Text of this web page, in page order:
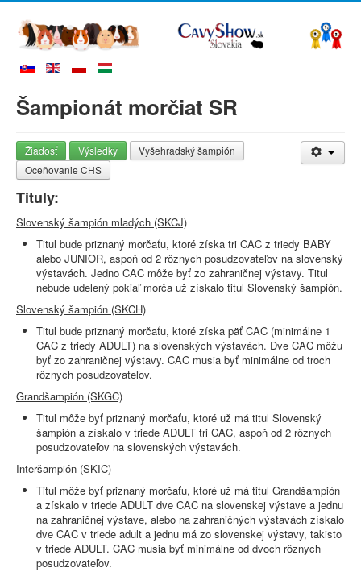
Šampionát morčiat SR
Žiadosť Výsledky
Vyšehradský šampión
Oceňovanie CHS
Tituly:
Slovenský šampión mladých (SKCJ)
Titul bude priznaný morčaťu, ktoré získa tri CAC z triedy BABY
alebo JUNIOR, aspoň od 2 rôznych posudzovateľov na slovenský
výstavách. Jedno CAC môže byť zo zahraničnej výstavy. Titul
nebude udelený pokiaľ morča už získalo titul Slovenský šampión.
Slovenský šampión (SKCH)
Titul bude priznaný morčaťu, ktoré získa päť CAC (minimálne 1
CAC z triedy ADULT) na slovenských výstavách. Dve CAC môžu
byť zo zahraničnej výstavy. CAC musia byť minimálne od troch
rôznych posudzovateľov.
Grandšampión (SKGC)
Titul môže byť priznaný morčaťu, ktoré už má titul Slovenský
šampión a získalo v triede ADULT tri CAC, aspoň od 2 rôznych
posudzovateľov na slovenských výstavách.
Interšampión (SKIC)
Titul môže byť priznaný morčaťu, ktoré už má titul Grandšampión
a získalo v triede ADULT dve CAC na slovenskej výstave a jednu
na zahraničnej výstave, alebo na zahraničných výstavách získalo
dve CAC v triede adult a jednu má zo slovenskej výstavy, takisto
v triede ADULT. CAC musia byť minimálne od dvoch rôznych
posudzovateľov.